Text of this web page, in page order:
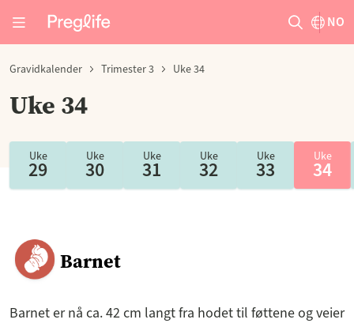
NO
Gravidkalender Trimester 3 Uke 34
Uke 34
Uke
29
Uke
30
Uke
31
Uke
32
Uke
33
Uke
34
Barnet
Barnet er nå ca. 42 cm langt fra hodet til føttene og veier